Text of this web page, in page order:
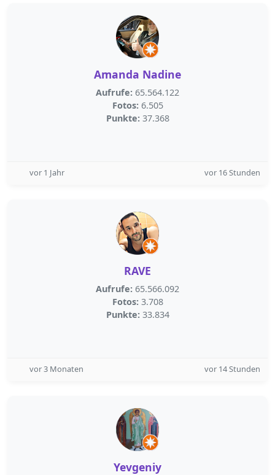
Amanda Nadine
Aufrufe: 65.564.122
Fotos: 6.505
Punkte: 37.368
vor 1 Jahr vor 16 Stunden
RAVE
Aufrufe: 65.566.092
Fotos: 3.708
Punkte: 33.834
vor 3 Monaten vor 14 Stunden
Yevgeniy